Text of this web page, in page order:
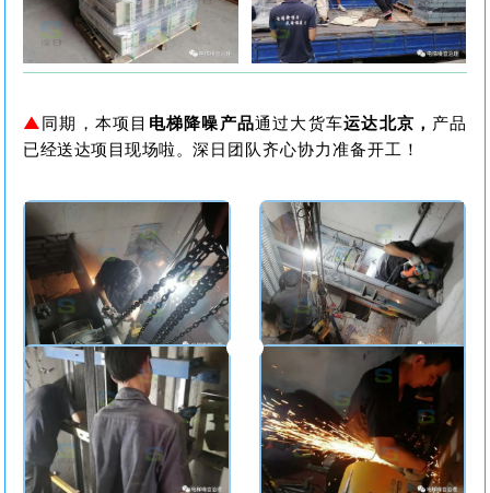
▲ 同期，本项目 电梯降噪产品通过大货车运达北京， 产品
已经送达项目现场啦。深日团队齐心协力准备开工！